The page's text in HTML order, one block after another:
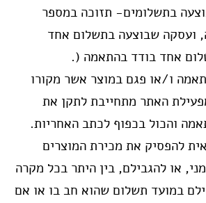
בתשלומים- תזוכה במספר
ועסקה שבוצעה בתשלום אחד
אחד בודד בהתאמה (.
ו/או פגם במוצר אשר מקורו
האתר מתחייבת לתקן את
והכול בכפוף לכתב האחריות.
להפסיק את מכירת המוצרים
או להגבילם, בין היתר בכל מקרה
במועד תשלום שהוא חב בו או אם